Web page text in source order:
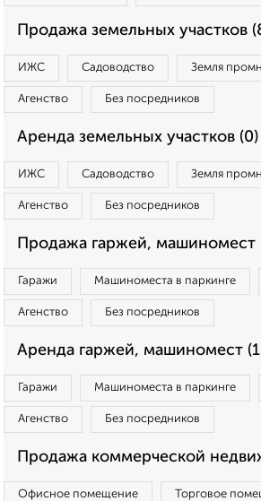
Продажа земельных участков
ИЖС Садоводство Земля
Агенство Без посредников
Аренда земельных участков (0)
ИЖС Садоводство Земля
Агенство Без посредников
Продажа гаржей, машиномест
Гаражи Машиноместа в паркинге
Агенство Без посредников
Аренда гаржей, машиномест
Гаражи Машиноместа в паркинге
Агенство Без посредников
Продажа коммерческой
Офисное помещение Торговое